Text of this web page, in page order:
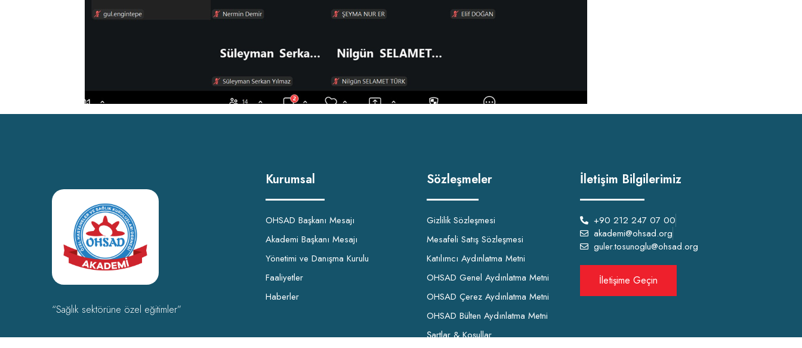
“Sağlık sektörüne özel eğitimler”
Kurumsal
OHSAD Başkanı Mesajı
Akademi Başkanı Mesajı
Yönetimi ve Danışma Kurulu
Faaliyetler
Haberler
Sözleşmeler
Gizlilik Sözleşmesi
Mesafeli Satış Sözleşmesi
Katılımcı Aydınlatma Metni
OHSAD Genel Aydınlatma Metni
OHSAD Çerez Aydınlatma Metni
OHSAD Bülten Aydınlatma Metni
Şartlar & Koşullar
İletişim Bilgilerimiz
+90 212 247 07 00
akademi@ohsad.org
guler.tosunoglu@ohsad.org
İletişime Geçin